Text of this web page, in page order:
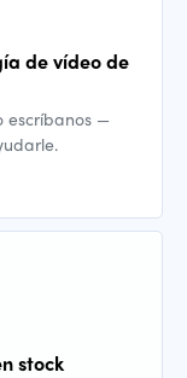
de vídeo de
escríbanos —
stock